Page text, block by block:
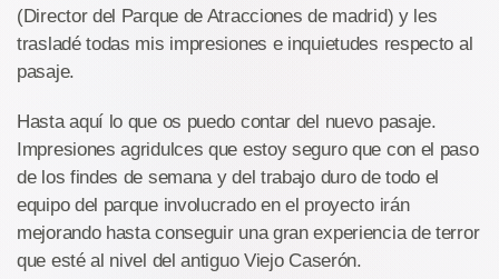
(Director del Parque de Atracciones de madrid) y les
trasladé todas mis impresiones e inquietudes respecto al
pasaje.
Hasta aquí lo que os puedo contar del nuevo pasaje.
Impresiones agridulces que estoy seguro que con el paso
de los findes de semana y del trabajo duro de todo el
equipo del parque involucrado en el proyecto irán
mejorando hasta conseguir una gran experiencia de terror
que esté al nivel del antiguo Viejo Caserón.